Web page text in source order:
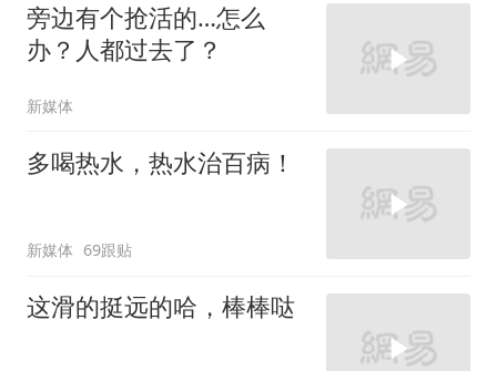
旁边有个抢活的…怎么
办？人都过去了？
新媒体
多喝热水，热水治百病！
新媒体 69跟贴
这滑的挺远的哈，棒棒哒